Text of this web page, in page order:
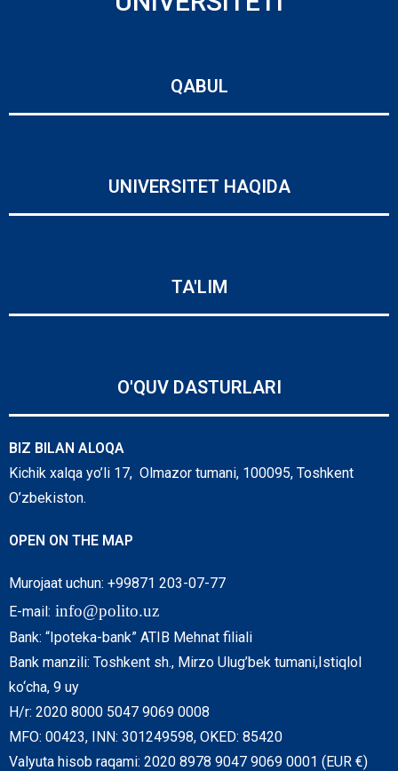
QABUL
UNIVERSITET HAQIDA
TA'LIM
O'QUV DASTURLARI
BIZ BILAN ALOQA
Kichik xalqa yo’li 17, Olmazor tumani, 100095, Toshkent
O’zbekiston.
OPEN ON THE MAP
Murojaat uchun: +99871 203-07-77
E-mail: info@polito.uz
Bank: “Ipoteka-bank” ATIB Mehnat filiali
Bank manzili: Toshkent sh., Mirzo Ulug’bek tumani,Istiqlol
ko‘cha, 9 uy
H/r: 2020 8000 5047 9069 0008
MFO: 00423, INN: 301249598, OKED: 85420
Valyuta hisob raqami: 2020 8978 9047 9069 0001 (EUR €)